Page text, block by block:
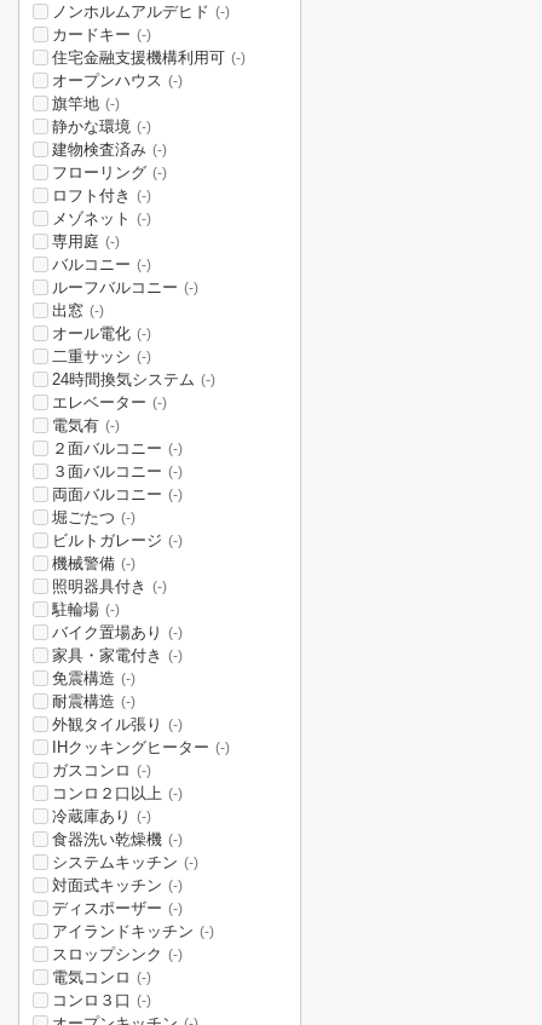
ノンホルムアルデヒド (-)
カードキー (-)
住宅金融支援機構利用可 (-)
オープンハウス (-)
旗竿地 (-)
静かな環境 (-)
建物検査済み (-)
フローリング (-)
ロフト付き (-)
メゾネット (-)
専用庭 (-)
バルコニー (-)
ルーフバルコニー (-)
出窓 (-)
オール電化 (-)
二重サッシ (-)
24時間換気システム (-)
エレベーター (-)
電気有 (-)
２面バルコニー (-)
３面バルコニー (-)
両面バルコニー (-)
堀ごたつ (-)
ビルトガレージ (-)
機械警備 (-)
照明器具付き (-)
駐輪場 (-)
バイク置場あり (-)
家具・家電付き (-)
免震構造 (-)
耐震構造 (-)
外観タイル張り (-)
IHクッキングヒーター (-)
ガスコンロ (-)
コンロ２口以上 (-)
冷蔵庫あり (-)
食器洗い乾燥機 (-)
システムキッチン (-)
対面式キッチン (-)
ディスポーザー (-)
アイランドキッチン (-)
スロップシンク (-)
電気コンロ (-)
コンロ３口 (-)